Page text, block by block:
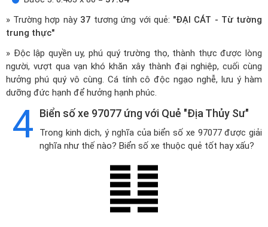
» Trường hợp này 37 tương ứng với quẻ: "ĐẠI CÁT - Từ tường
trung thực"
» Độc lập quyền uy, phú quý trường thọ, thành thực được lòng
người, vượt qua vạn khó khăn xây thành đại nghiệp, cuối cùng
hưởng phú quý vô cùng. Cá tính cô độc ngạo nghễ, lưu ý hàm
dưỡng đức hạnh để hưởng hạnh phúc.
4 Biển số xe 97077 ứng với Quẻ "Địa Thủy Sư"
Trong kinh dịch, ý nghĩa của biển số xe 97077 được giải
nghĩa như thế nào? Biển số xe thuộc quẻ tốt hay xấu?